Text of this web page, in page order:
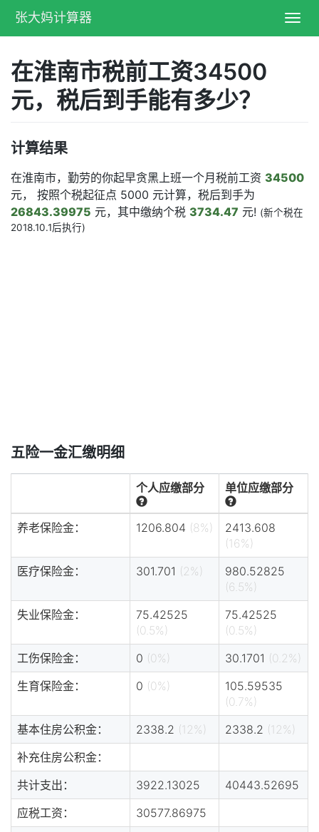
张大妈计算器
在淮南市税前工资34500
元，税后到手能有多少？
计算结果
在淮南市，勤劳的你起早贪黑上班一个月税前工资 34500
元， 按照个税起征点 5000 元计算，税后到手为
26843.39975 元，其中缴纳个税 3734.47 元! (新个税在
2018.10.1后执行)
五险一金汇缴明细
个人应缴部分 单位应缴部分
养老保险金： 1206.804 (8%)
2413.608
(16%)
医疗保险金：
301.701 (2%)
980.52825
(6.5%)
失业保险金：
75.42525
(0.5%)
75.42525
(0.5%)
工伤保险金：
0 (0%) 30.1701 (0.2%)
生育保险金：
0 (0%)
105.59535
(0.7%)
基本住房公积金：
2338.2 (12%) 2338.2 (12%)
补充住房公积金：
共计支出：
3922.13025
40443.52695
应税工资：
30577.86975